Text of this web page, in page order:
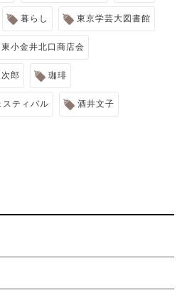
暮らし 東京学芸大図書館
東小金井北口商店会
郎 珈琲
ティバル 酒井文子